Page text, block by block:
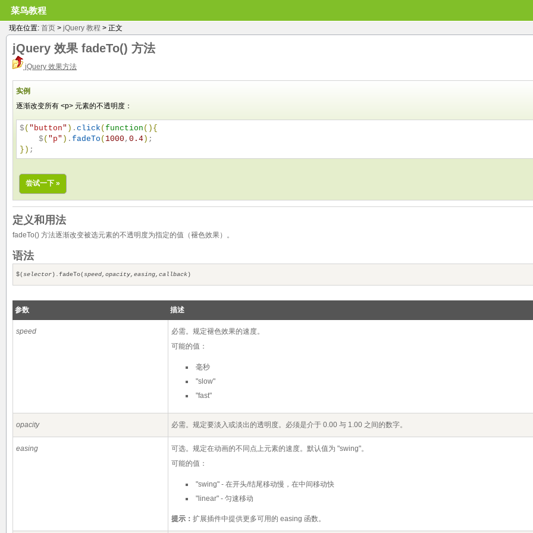
菜鸟教程
现在位置: 首页 > jQuery 教程 > 正文
jQuery 效果 fadeTo() 方法
jQuery 效果方法
实例
逐渐改变所有 <p> 元素的不透明度：
$( " button" ) . click ( function ( ) {
    $
( " p" ) . fadeTo ( 1000 , 0.4 )
} ) ;
尝试一下 »
定义和用法
fadeTo() 方法逐渐改变被选元素的不透明度为指定的值（褪色效果）。
语法
$(selector).fadeTo(speed,opacity,easing,callback)
参数 描述
speed
必需。规定褪色效果的速度。
可能的值：
毫秒
"slow"
"fast"
opacity 必需。规定要淡入或淡出的透明度。必须是介于 0.00 与 1.00 之间的数字。
easing
可选。规定在动画的不同点上元素的速度。默认值为 "swing"。
可能的值：
"swing" - 在开头/结尾移动慢，在中间移动快
"linear" - 匀速移动
提示： 扩展插件中提供更多可用的 easing 函数。